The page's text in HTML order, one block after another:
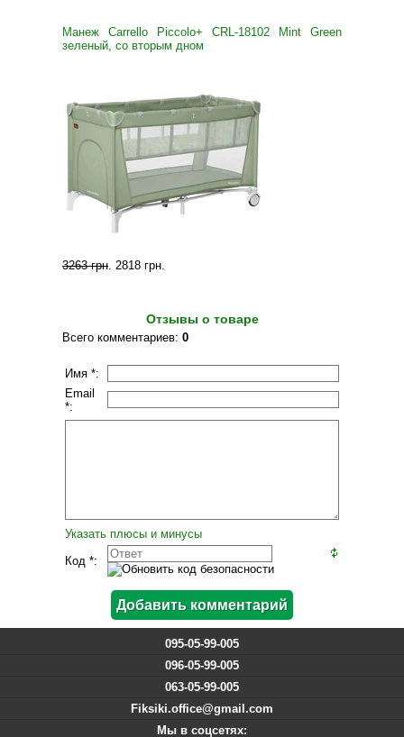
Манеж Carrello Piccolo+ CRL-18102 Mint Green
зеленый, со вторым дном
3263 грн. 2818 грн.
Отзывы о товаре
Всего комментариев: 0
Имя *:
Email
*:
Указать плюсы и минусы
Код *:
095-05-99-005
096-05-99-005
063-05-99-005
Fiksiki.office@gmail.com
Мы в соцсетях: